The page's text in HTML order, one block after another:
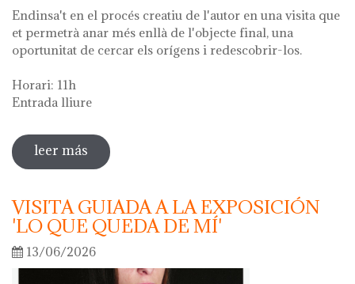
Endinsa't en el procés creatiu de l'autor en una visita que
et permetrà anar més enllà de l'objecte final, una
oportunitat de cercar els orígens i redescobrir-los.
Horari: 11h
Entrada lliure
leer más sobre visita guiada a l'exposició 'anar a la
font'
VISITA GUIADA A LA EXPOSICIÓN
'LO QUE QUEDA DE MÍ'
13/06/2026